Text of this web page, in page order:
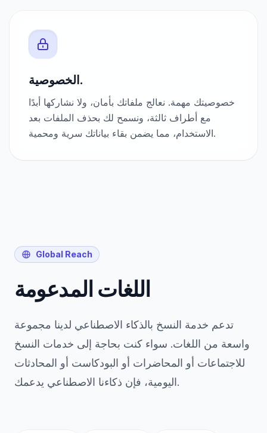
الخصوصية.
خصوصيتك مهمة. نعالج ملفاتك بأمان، ولا نشاركها أبدًا
مع أطراف ثالثة، ونسمح لك بحذف الملفات بعد
الاستخدام، مما يضمن بقاء بياناتك سرية ومحمية.
Global Reach
اللغات المدعومة
تدعم خدمة النسخ بالذكاء الاصطناعي لدينا مجموعة
واسعة من اللغات. سواء كنت بحاجة إلى خدمات النسخ
للاجتماعات أو المحاضرات أو البودكاست أو المحادثات
اليومية، فإن ذكاءنا الاصطناعي يدعمك.